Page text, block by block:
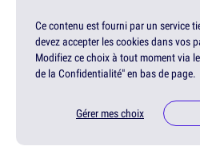
Ce contenu est fourni par un service
devez accepter les cookies dans vos
Modifiez ce choix à tout moment via
de la Confidentialité" en bas de page.
Gérer mes choix